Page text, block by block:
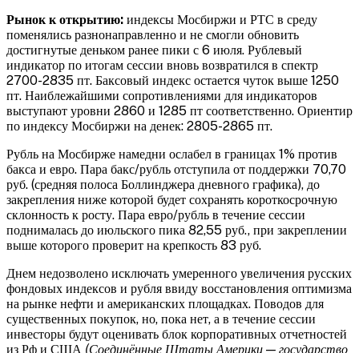
Рынок к открытию: индексы Мосбиржи и РТС в среду
поменялись разнонаправленно и не смогли обновить
достигнутые деньком ранее пики с 6 июля. Рублевый
индикатор по итогам сессии вновь возвратился в спектр
2700-2835 пт. Баксовый индекс остается чуток выше 1250
пт. Наиблежайшими сопротивлениями для индикаторов
выступают уровни 2860 и 1285 пт соответственно. Ориентир
по индексу Мосбиржи на денек: 2805-2865 пт.
Рубль на Мосбирже намедни ослабел в границах 1% против
бакса и евро. Пара бакс/рубль отступила от поддержки 70,70
руб. (средняя полоса Боллинджера дневного графика), до
закрепления ниже которой будет сохранять короткосрочную
склонность к росту. Пара евро/рубль в течение сессии
поднималась до июльского пика 82,55 руб., при закреплении
выше которого проверит на крепкость 83 руб.
Днем недозволено исключать умеренного увеличения русских
фондовых индексов и рубля ввиду восстановления оптимизма
на рынке нефти и американских площадках. Поводов для
существенных покупок, но, пока нет, а в течение сессии
инвесторы будут оценивать блок корпоративных отчетностей
из Рф и США (Соединённые Штаты Америки — государство